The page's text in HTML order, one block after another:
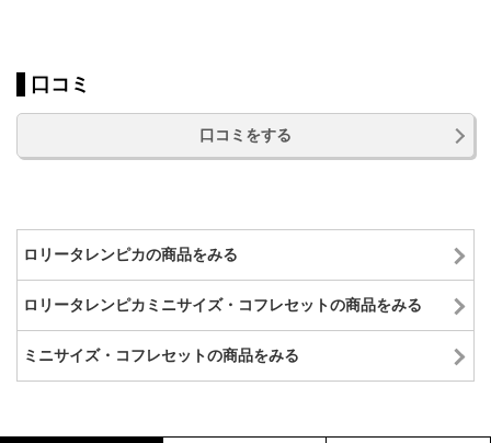
口コミ
口コミをする
ロリータレンピカの商品をみる
ロリータレンピカミニサイズ・コフレセットの商品をみる
ミニサイズ・コフレセットの商品をみる